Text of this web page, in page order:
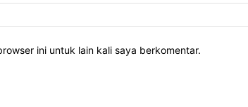
ini untuk lain kali saya berkomentar.